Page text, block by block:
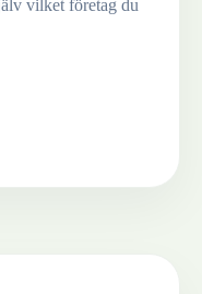
vilket företag du